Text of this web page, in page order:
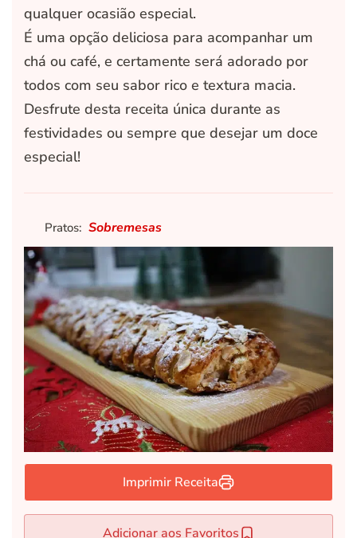
qualquer ocasião especial.
É uma opção deliciosa para acompanhar um
chá ou café, e certamente será adorado por
todos com seu sabor rico e textura macia.
Desfrute desta receita única durante as
festividades ou sempre que desejar um doce
especial!
Pratos: Sobremesas
Imprimir Receita
Adicionar aos Favoritos